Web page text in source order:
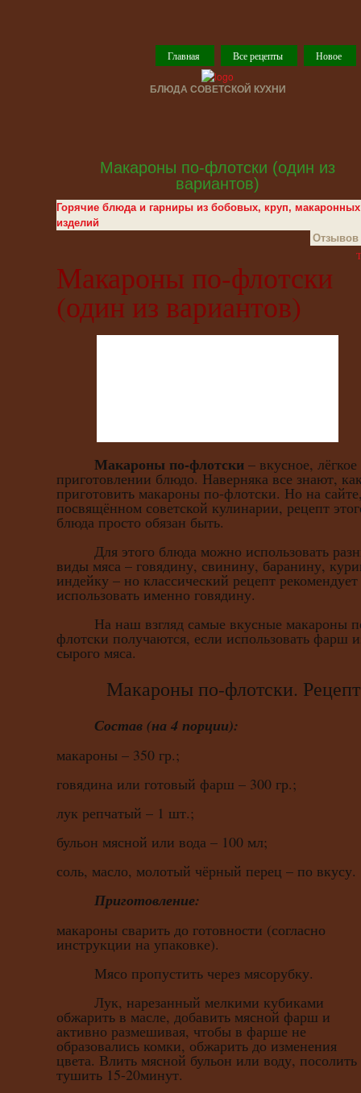
Главная Все рецепты Новое
БЛЮДА СОВЕТСКОЙ КУХНИ
Макароны по-флотски (один из
вариантов)
Горячие блюда и гарниры из бобовых, круп, макаронных
изделий
Отзывов
Макароны по-флотски
(один из вариантов)
Макароны по-флотски – вкусное, лёгкое
приготовлении блюдо. Наверняка все знают,
приготовить макароны по-флотски. Но на
посвящённом советской кулинарии, рецепт
блюда просто обязан быть.
Для этого блюда можно использовать
виды мяса – говядину, свинину, баранину,
индейку – но классический рецепт рекомендует
использовать именно говядину.
На наш взгляд самые вкусные макароны
флотски получаются, если использовать фарш
сырого мяса.
Макароны по-флотски. Рецепт
Состав (на 4 порции):
макароны – 350 гр.;
говядина или готовый фарш – 300 гр.;
лук репчатый – 1 шт.;
бульон мясной или вода – 100 мл;
соль, масло, молотый чёрный перец – по вкусу.
Приготовление:
макароны сварить до готовности (согласно
инструкции на упаковке).
Мясо пропустить через мясорубку.
Лук, нарезанный мелкими кубиками
обжарить в масле, добавить мясной фарш и
активно размешивая, чтобы в фарше не
образовались комки, обжарить до изменения
цвета. Влить мясной бульон или воду,
тушить 15-20минут.